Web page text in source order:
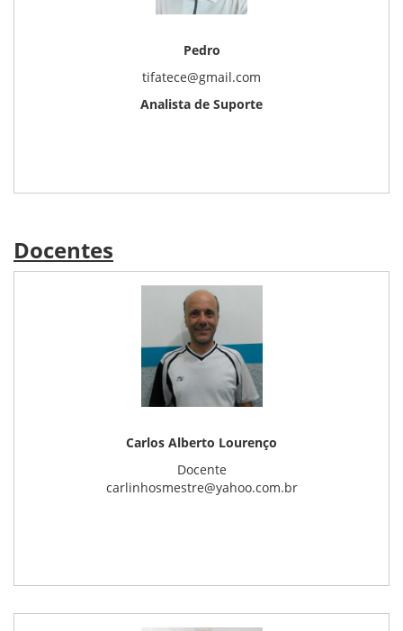
Pedro
tifatece@gmail.com
Analista de Suporte
Docentes
Carlos Alberto Lourenço
Docente
carlinhosmestre@yahoo.com.br